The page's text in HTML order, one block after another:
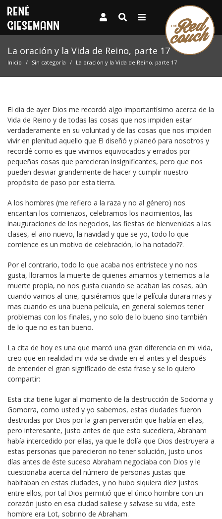
La oración y la Vida de Reino, parte 17
Inicio Sin categoría La oración y la Vida de Reino, parte 17
El día de ayer Dios me recordó algo importantísimo acerca de la
Vida de Reino y de todas las cosas que nos impiden estar
verdaderamente en su voluntad y de las cosas que nos impiden
vivir en plenitud aquello que El diseñó y planeó para nosotros y
recordé como es que vivimos equivocados y errados por
pequeñas cosas que parecieran insignificantes, pero que nos
pueden desviar grandemente de hacer y cumplir nuestro
propósito de paso por esta tierra.
A los hombres (me refiero a la raza y no al género) nos
encantan los comienzos, celebramos los nacimientos, las
inauguraciones de los negocios, las fiestas de bienvenidas a las
clases, el año nuevo, la navidad y que se yo, todo lo que
comience es un motivo de celebración, lo ha notado??.
Por el contrario, todo lo que acaba nos entristece y no nos
gusta, lloramos la muerte de quienes amamos y tememos a la
muerte propia, no nos gusta cuando se acaban las cosas, aún
cuando vamos al cine, quisiéramos que la película durara mas y
mas cuando es una buena película, en general solemos tener
problemas con los finales, y no solo de lo bueno sino también
de lo que no es tan bueno.
La cita de hoy es una que marcó una gran diferencia en mi vida,
creo que en realidad mi vida se divide en el antes y el después
de entender el gran significado de esta frase y se lo quiero
compartir:
Esta cita tiene lugar al momento de la destrucción de Sodoma y
Gomorra, como usted y yo sabemos, estas ciudades fueron
destruidas por Dios por la gran perversión que había en ellas,
pero interesante, justo antes de que esto sucediera, Abraham
había intercedido por ellas, ya que le dolía que Dios destruyera a
estas personas que parecieron no tener solución, justo unos
días antes de éste suceso Abraham negociaba con Dios y le
cuestionaba acerca del número de personas justas que
habitaban en estas ciudades, y no hubo siquiera diez justos
entre ellos, por tal Dios permitió que el único hombre con un
corazón justo en esa ciudad saliese y salvase su vida, este
hombre era Lot, sobrino de Abraham.